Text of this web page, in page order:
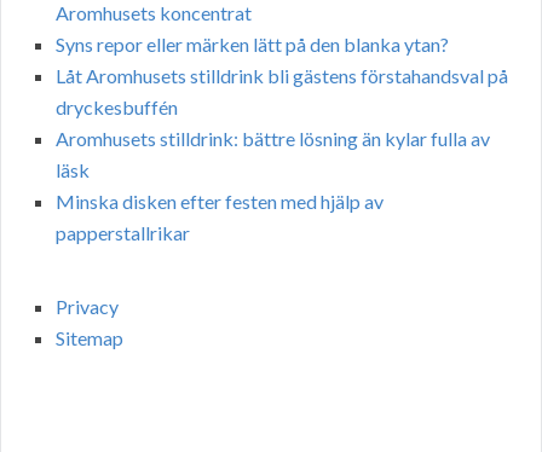
Aromhusets koncentrat
Syns repor eller märken lätt på den blanka ytan?
Låt Aromhusets stilldrink bli gästens förstahandsval på
dryckesbuffén
Aromhusets stilldrink: bättre lösning än kylar fulla av
läsk
Minska disken efter festen med hjälp av
papperstallrikar
Privacy
Sitemap